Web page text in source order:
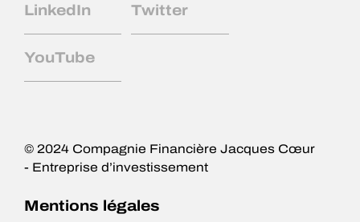
Actifs liquides
Contact
Mentions légales
LinkedIn Twitter
YouTube
© 2024 Compagnie Financière Jacques Cœur
- Entreprise d’investissement
Mentions légales